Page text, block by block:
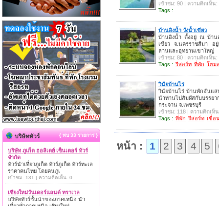
เข้าชม: 90 | ความคิดเห็น:
Tags :
บ้านอิงน้ำ วังน้ำเขียว
บ้านอิงน้ำ ตั้งอยู่ ณ บ้าน
เขียว จ.นครราชสีมา อยู่
ลานและอุทยานเขาใหญ่
เข้าชม: 80 | ความคิดเห็น:
Tags : รีสอร์ท ที่พัก โฮม
วินัยบ้านไร่
วินัยบ้านไร่ บ้านพักอันแ
นำท่านไปสัมผัสกับบรรย
กระจาน จ.เพชรบุรี
เข้าชม: 118 | ความคิดเห็
Tags : ที่พัก รีสอร์ท เขื่อ
หน้า : 1 2 3 4 5
บริษัททัวร์ { พบ 33 รายการ }
บริษัท ภูเก็ต ฮอลิเดย์ เซ็นเตอร์ ทัวร์
จำกัด
ทัวร์นำเที่ยวภูเก็ต ทัวร์ภูเก็ต ทัวร์ทะเล
ราคาคนไทย โดยคนภูเ
เข้าชม: 131 | ความคิดเห็น: 0
เชียงใหม่วันเดอร์แลนด์ ทราเวล
บริษัททัวร์ชั้นนำของภาคเหนือ นำ